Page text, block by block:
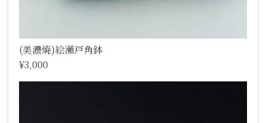
(美濃焼)絵瀬戸角鉢
¥3,000